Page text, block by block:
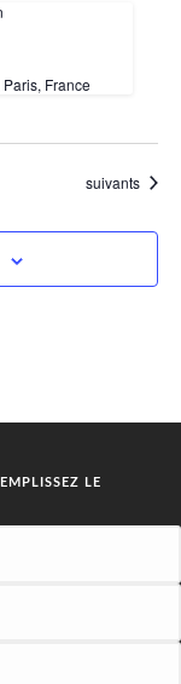
France
Évènements
suivants
LE